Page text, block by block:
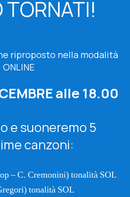
TORNATI!
riproposto nella modalità
ONLINE
alle 18.00
e suoneremo 5
canzoni:
– C. Cremonini) tonalità SOL
tonalità SOL